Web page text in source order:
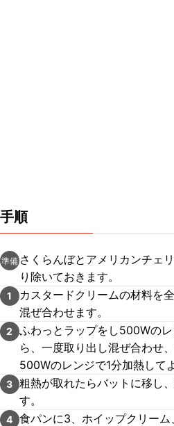
手順
準備 さくらんぼとアメリカンチェ
り除いておきます。
1
カスタードクリームの材料を
混ぜ合わせます。
2
ふわっとラップをし500Wの
ら、一度取り出し混ぜ合わせ
500Wのレンジで1分加熱して
3 粗熱が取れたらバットに移し
す。
4 食パンに3、ホイップクリー